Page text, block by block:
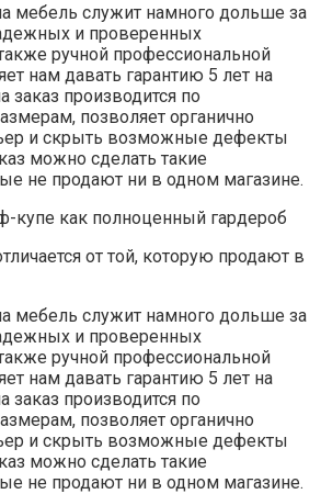
мебель служит намного дольше за
и проверенных
ручной профессиональной
нам давать гарантию 5 лет на
заказ производится по
позволяет органично
и скрыть возможные дефекты
можно сделать такие
не продают ни в одном магазине.
от той, которую продают в
мебель служит намного дольше за
и проверенных
ручной профессиональной
нам давать гарантию 5 лет на
заказ производится по
позволяет органично
и скрыть возможные дефекты
можно сделать такие
не продают ни в одном магазине.